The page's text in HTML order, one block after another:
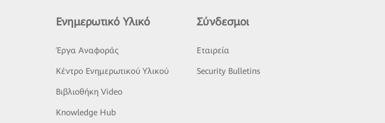
Ενημερωτικό Υλικό
Έργα Αναφοράς
Κέντρο Ενημερωτικού Υλικού
Βιβλιοθήκη Video
Knowledge Hub
Σύνδεσμοι
Εταιρεία
Security Bulletins